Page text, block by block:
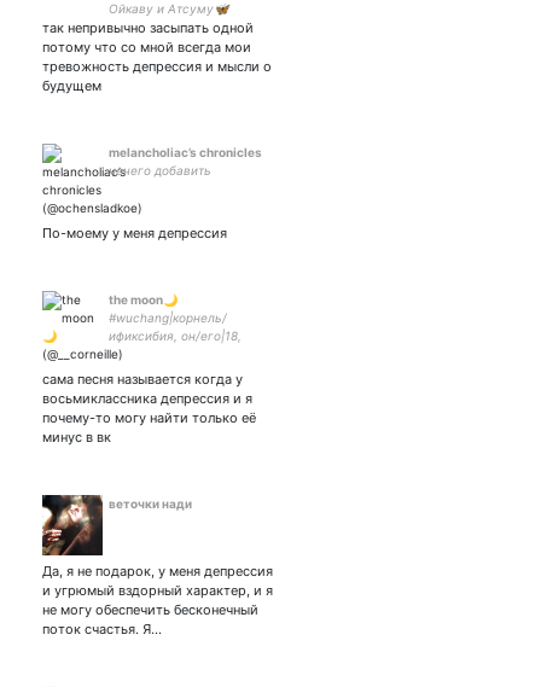
Ойкаву и Атсуму🦋
закрытка
так непривычно засыпать одной
потому что со мной всегда мои
тревожность депрессия и мысли о
будущем
melancholiac’s chronicles
нечего добавить
По-моему у меня депрессия
the moon🌙
#wuchang|корнель/
ификсибия, он/его|18,
infp♒|idv, csm|
сама песня называется когда у
восьмиклассника депрессия и я
почему-то могу найти только её
минус в вк
веточки нади
Да, я не подарок, у меня депрессия
и угрюмый вздорный характер, и я
не могу обеспечить бесконечный
поток счастья. Я…